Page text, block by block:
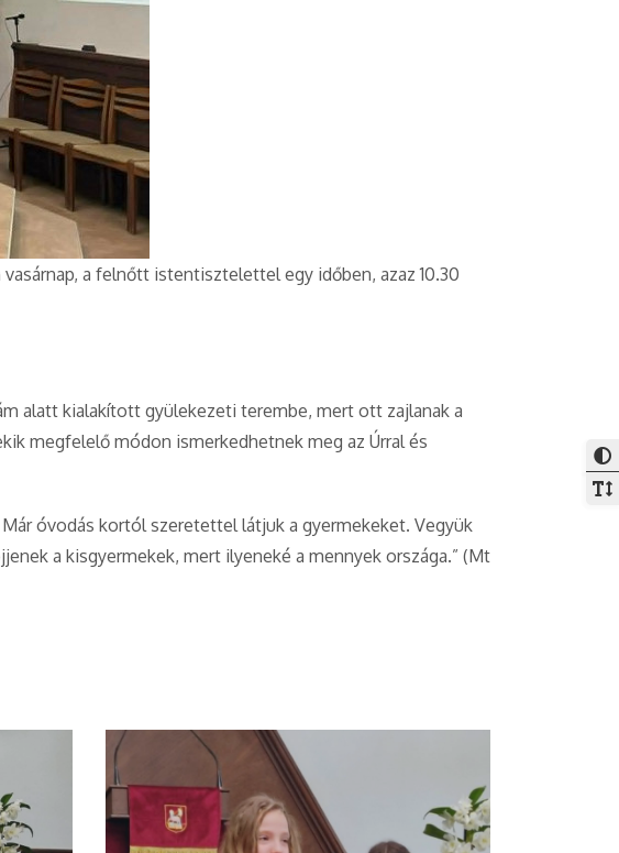
a felnőtt istentisztelettel egy időben, azaz 10.30
alatt kialakított gyülekezeti terembe, mert ott zajlanak a
megfelelő módon ismerkedhetnek meg az Úrral és
óvodás kortól szeretettel látjuk a gyermekeket. Vegyük
a kisgyermekek, mert ilyeneké a mennyek országa.” (Mt